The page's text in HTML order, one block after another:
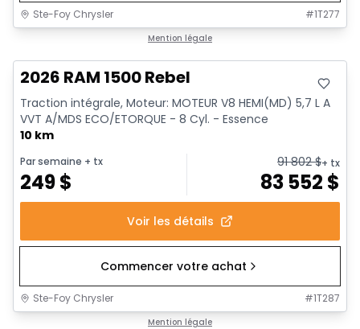
Ste-Foy Chrysler #1T277
Mention légale
2026 RAM 1500 Rebel
Traction intégrale, Moteur: MOTEUR V8 HEMI(MD) 5,7 L A
VVT A/MDS ECO/ETORQUE - 8 Cyl. - Essence
10 km
Par semaine + tx
249$
91 802$+ tx
83 552 $
Voir les détails
Commencer votre achat
Ste-Foy Chrysler #1T287
Mention légale